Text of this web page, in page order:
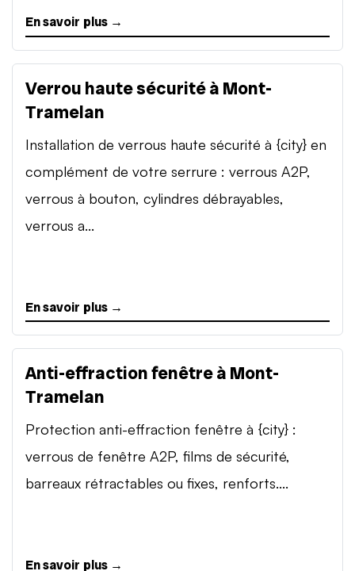
En savoir plus →
Verrou haute sécurité à Mont-
Tramelan
Installation de verrous haute sécurité à {city} en
complément de votre serrure : verrous A2P,
verrous à bouton, cylindres débrayables,
verrous a...
En savoir plus →
Anti-effraction fenêtre à Mont-
Tramelan
Protection anti-effraction fenêtre à {city} :
verrous de fenêtre A2P, films de sécurité,
barreaux rétractables ou fixes, renforts....
En savoir plus →